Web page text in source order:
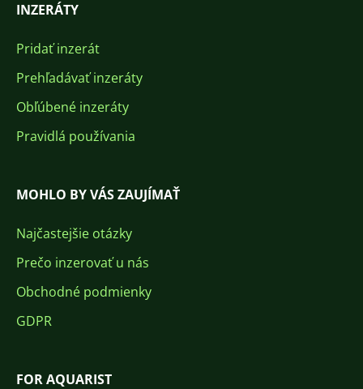
INZERÁTY
Pridať inzerát
Prehľadávať inzeráty
Obľúbené inzeráty
Pravidlá používania
MOHLO BY VÁS ZAUJÍMAŤ
Najčastejšie otázky
Prečo inzerovať u nás
Obchodné podmienky
GDPR
FOR AQUARIST